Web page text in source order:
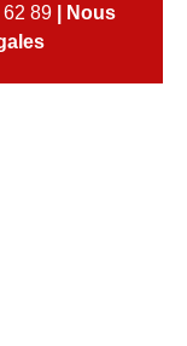
89
Nous